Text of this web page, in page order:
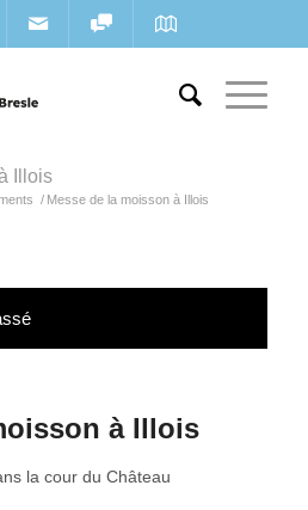
Illois
/ Messe de la moisson à Illois
à Illois
la cour du Château